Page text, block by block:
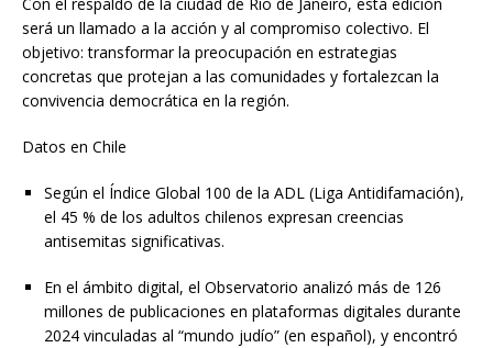
será un llamado a la acción y al compromiso colectivo. El
objetivo: transformar la preocupación en estrategias
concretas que protejan a las comunidades y fortalezcan la
convivencia democrática en la región.
Datos en Chile
Según el Índice Global 100 de la ADL (Liga Antidifamación),
el 45 % de los adultos chilenos expresan creencias
antisemitas significativas.
En el ámbito digital, el Observatorio analizó más de 126
millones de publicaciones en plataformas digitales durante
2024 vinculadas al “mundo judío” (en español), y encontró